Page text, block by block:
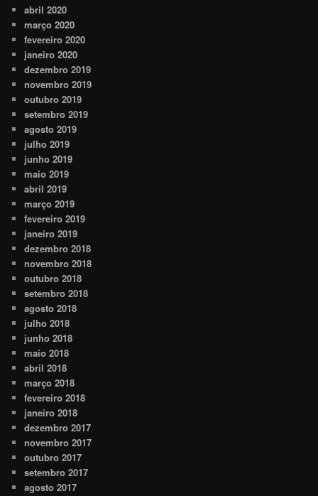
abril 2020
março 2020
fevereiro 2020
janeiro 2020
dezembro 2019
novembro 2019
outubro 2019
setembro 2019
agosto 2019
julho 2019
junho 2019
maio 2019
abril 2019
março 2019
fevereiro 2019
janeiro 2019
dezembro 2018
novembro 2018
outubro 2018
setembro 2018
agosto 2018
julho 2018
junho 2018
maio 2018
abril 2018
março 2018
fevereiro 2018
janeiro 2018
dezembro 2017
novembro 2017
outubro 2017
setembro 2017
agosto 2017